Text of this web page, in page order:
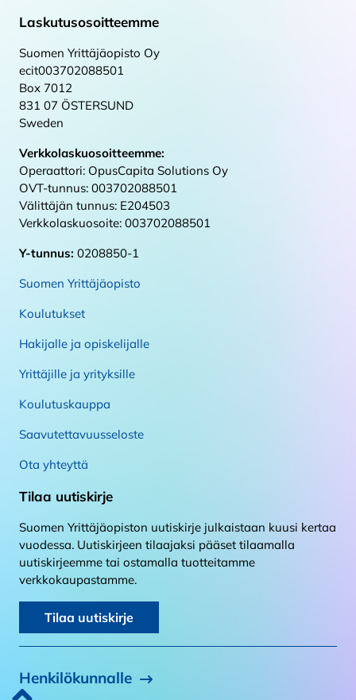
Laskutusosoitteemme
Suomen Yrittäjäopisto Oy
ecit003702088501
Box 7012
831 07 ÖSTERSUND
Sweden
Verkkolaskuosoitteemme:
Operaattori: OpusCapita Solutions Oy
OVT-tunnus: 003702088501
Välittäjän tunnus: E204503
Verkkolaskuosoite: 003702088501
Y-tunnus: 0208850-1
Suomen Yrittäjäopisto
Koulutukset
Hakijalle ja opiskelijalle
Yrittäjille ja yrityksille
Koulutuskauppa
Saavutettavuusseloste
Ota yhteyttä
Tilaa uutiskirje
Suomen Yrittäjäopiston uutiskirje julkaistaan kuusi kertaa
vuodessa. Uutiskirjeen tilaajaksi pääset tilaamalla
uutiskirjeemme tai ostamalla tuotteitamme
verkkokaupastamme.
Tilaa uutiskirje
Henkilökunnalle
Takaisin alkuun